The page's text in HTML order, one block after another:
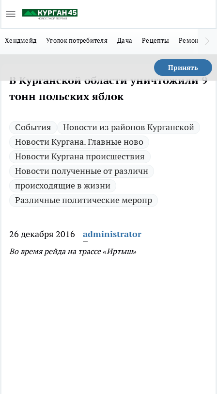
Хендмейд Уголок потребителя Дача Рецепты Ремонт
Принять
В Курганской области уничтожили 9
тонн польских яблок
Cобытия
Новости из районов Курганской
Новости Кургана. Главные ново
Новости Кургана происшествия
Новости полученные от различн
происходящие в жизни
Различные политические меропр
26 декабря 2016 administrator
Во время рейда на трассе «Иртыш»